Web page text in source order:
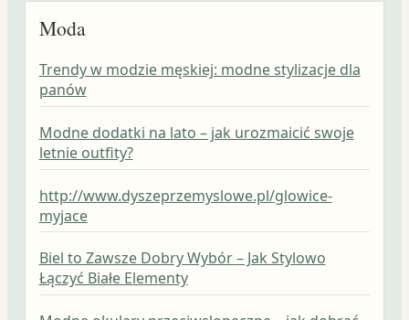
Moda
Trendy w modzie męskiej: modne stylizacje dla
panów
Modne dodatki na lato – jak urozmaicić swoje
letnie outfity?
http://www.dyszeprzemyslowe.pl/glowice-
myjace
Biel to Zawsze Dobry Wybór – Jak Stylowo
Łączyć Białe Elementy